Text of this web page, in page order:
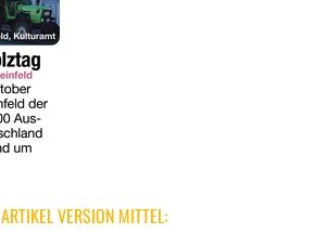
ARTIKEL VERSION MITTEL: